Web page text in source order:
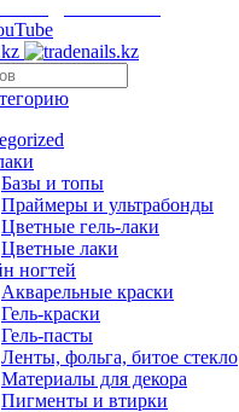
Базы и топы
Праймеры и ультрабонды
Цветные гель-лаки
Цветные лаки
ногтей
Акварельные краски
Гель-краски
Гель-пасты
Ленты, фольга, битое стекло
Материалы для декора
Пигменты и втирки